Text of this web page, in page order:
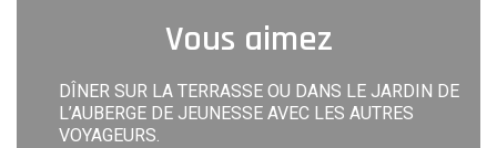
Vous aimez
DÎNER SUR LA TERRASSE OU DANS LE JARDIN DE
L’AUBERGE DE JEUNESSE AVEC LES AUTRES
VOYAGEURS.